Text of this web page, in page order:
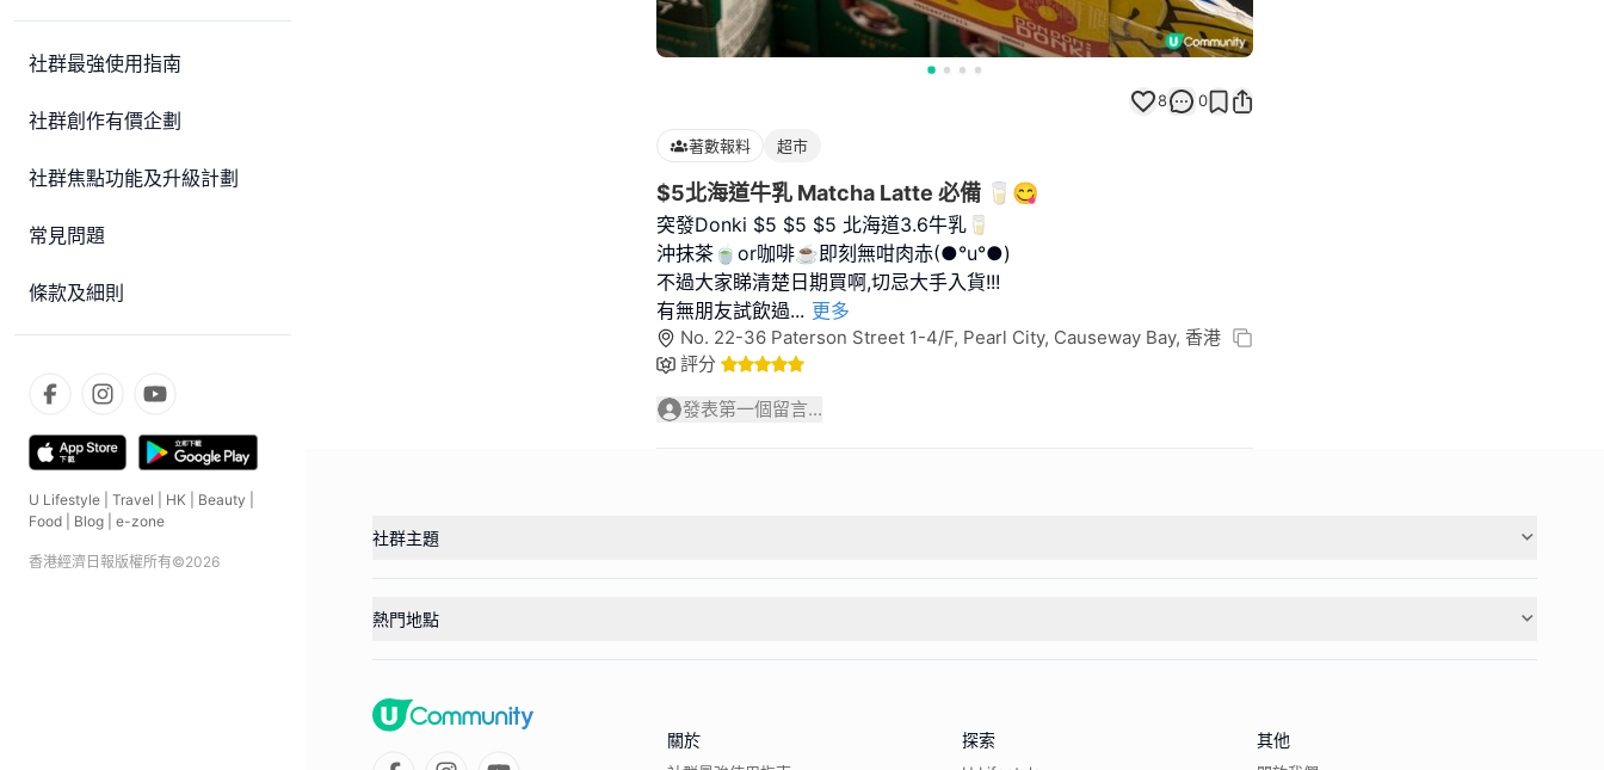
社群最強使用指南
社群創作有價企劃
社群焦點功能及升級計劃
常見問題
條款及細則
U Lifestyle Travel HK Beauty
Food
Blog e-zone
香港經濟日報版權所有©2026
8 0
著數報料 超市
$5北海道牛乳 Matcha Latte 必備 🥛😋
突發Donki $5 $5 $5 北海道3.6牛乳🥛
沖抹茶🍵or咖啡☕️即刻無咁肉赤(●°u°●)
不過大家睇清楚日期買啊,切忌大手入貨!!!
有無朋友試飲過... 更多
No. 22-36 Paterson Street 1-4/F, Pearl City, Causeway Bay, 香港
評分
發表第一個留言...
社群主題
熱門地點
關於 探索 其他